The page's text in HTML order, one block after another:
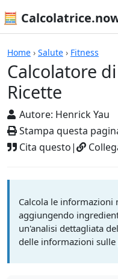
🧮
Home › Salute › Fitness
Calcolatore
Ricette
Autore: Henrick Yau
Stampa questa
Cita questo|
Calcolatrici
Calcola le
aggiungendo
un'analisi dettagliata
delle informazioni